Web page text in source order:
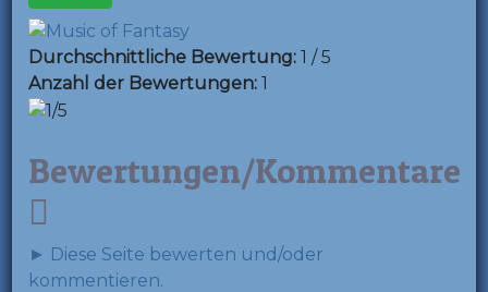
Durchschnittliche Bewertung: 1 / 5
Anzahl der Bewertungen: 1
Bewertungen/Kommentare
► Diese Seite bewerten und/oder
kommentieren.